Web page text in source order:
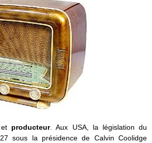
producteur. Aux USA, la législation du
sous la présidence de Calvin Coolidge